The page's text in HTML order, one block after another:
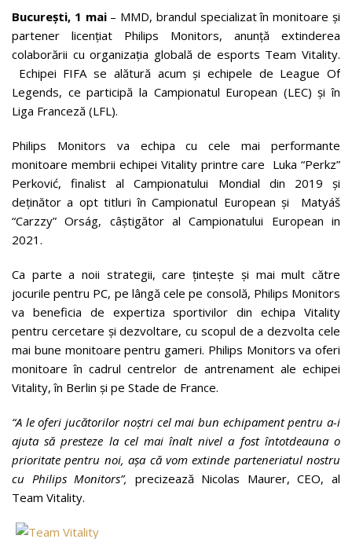
București, 1 mai– MMD, brandul specializat în monitoare și
partener licențiat Philips Monitors, anunță extinderea
colaborării cu organizația globală de esports Team Vitality.
Echipei FIFA se alătură acum și echipele de League Of
Legends, ce participă la Campionatul European (LEC) și în
Liga Franceză (LFL).
Philips Monitors va echipa cu cele mai performante
monitoare membrii echipei Vitality printre care Luka “Perkz”
Perković, finalist al Campionatului Mondial din 2019 și
deținător a opt titluri în Campionatul European și Matyáš
“Carzzy” Orság, câștigător al Campionatului European in
2021.
Ca parte a noii strategii, care țintește și mai mult către
jocurile pentru PC, pe lângă cele pe consolă, Philips Monitors
va beneficia de expertiza sportivilor din echipa Vitality
pentru cercetare și dezvoltare, cu scopul de a dezvolta cele
mai bune monitoare pentru gameri. Philips Monitors va oferi
monitoare în cadrul centrelor de antrenament ale echipei
Vitality, în Berlin și pe Stade de France.
“A le oferi jucătorilor noștri cel mai bun echipament pentru a-i
ajuta să presteze la cel mai înalt nivel a fost întotdeauna o
prioritate pentru noi, așa că vom extinde parteneriatul nostru
cu Philips Monitors”, precizează Nicolas Maurer, CEO, al
Team Vitality.